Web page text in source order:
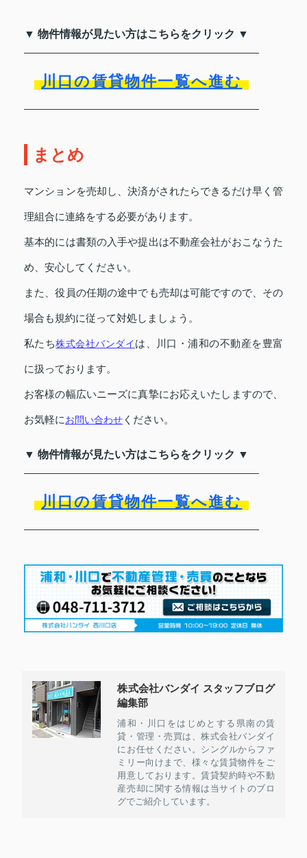
▼ 物件情報が見たい方はこちらをクリック ▼
川口の賃貸物件一覧へ進む
まとめ
マンションを売却し、決済がされたらできるだけ早く管
理組合に連絡をする必要があります。
基本的には書類の入手や提出は不動産会社がおこなうた
め、安心してください。
また、役員の任期の途中でも売却は可能ですので、その
場合も規約に従って対処しましょう。
私たち株式会社バンダイは、川口・浦和の不動産を豊富
に扱っております。
お客様の幅広いニーズに真摯にお応えいたしますので、
お気軽にお問い合わせ ください。
▼ 物件情報が見たい方はこちらをクリック ▼
川口の賃貸物件一覧へ進む
株式会社バンダイ スタッフブログ
編集部
浦和・川口をはじめとする県南の賃
貸・管理・売買は、株式会社バンダイ
にお任せください。シングルからファ
ミリー向けまで、様々な賃貸物件をご
用意しております。賃貸契約時や不動
産売却に関する情報は当サイトのブロ
グでご紹介しています。